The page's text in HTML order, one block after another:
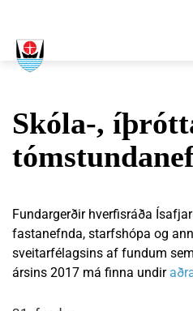
Skóla-,
Fundargerðir hverfisráða
fastanefnda, starfshópa og
sveitarfélagsins af fundum
ársins 2017 má finna undir